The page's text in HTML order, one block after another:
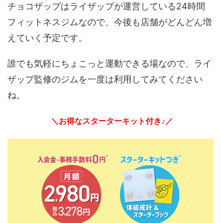
チョコザップはライザップが運営している24時間
フィットネスジムなので、今後も店舗がどんどん増
えていく予定です。
誰でも気軽にちょこっと運動できる場なので、ライ
ザップ監修のジムを一度は利用してみてください
ね。
＼お得なスターターキット付き♪／